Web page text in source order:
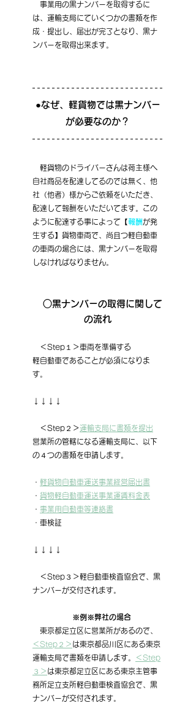
事業用の黒ナンバーを取得するに
は、運輸支局にていくつかの書類を作
成・提出し、届出が完了となり、黒ナ
ンバーを取得出来ます。
●なぜ、軽貨物では黒ナンバー
が必要なのか？
軽貨物のドライバーさんは荷主様へ
自社商品を配達してるのでは無く、他
社（他者）様からご依頼をいただき、
配達して報酬をいただいてます。この
ように配達する事によって【報酬 が発
生する】貨物車両で、尚且つ軽自動車
の車両の場合には、黒ナンバーを取得
しなければなりません。
○黒ナンバーの取得に関して
の流れ
＜Step１＞車両を準備する
軽自動車であることが必須になりま
す。
＜Step２＞運輸支局に書類を提出
営業所の管轄になる運輸支局に、以下
の４つの書類を申請します。
・ 軽貨物自動車運送事業経営届出書
・ 貨物軽自動車運送事業運賃料金表
・ 事業用自動車等連絡書
・車検証
＜Step３＞軽自動車検査協会で、黒
ナンバーが交付されます。
※例※弊社の場合
東京都足立区に営業所があるので、
＜Step２＞ は東京都品川区にある東京
運輸支局で書類を申請します。
＜Step
３＞ は東京都足立区にある東京主管事
務所足立支所軽自動車検査協会で、黒
ナンバーが交付されます。